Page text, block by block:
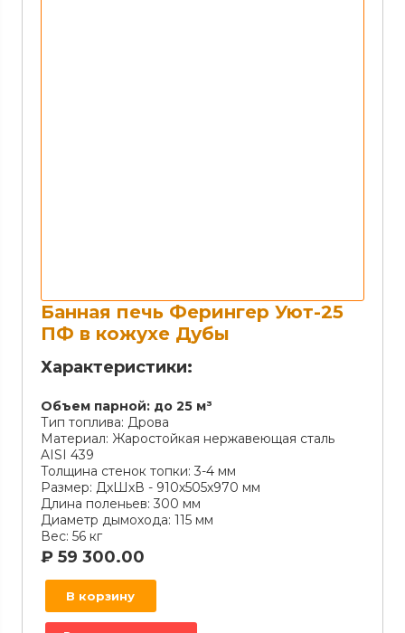
Банная печь Ферингер Уют-25
ПФ в кожухе Дубы
Характеристики:
Объем парной: до 25 м³
Тип топлива: Дрова
Материал: Жаростойкая нержавеющая сталь
AISI 439
Толщина стенок топки: 3-4 мм
Размер: ДxШxВ - 910х505х970 мм
Длина поленьев: 300 мм
Диаметр дымохода: 115 мм
Вес: 56 кг
₽ 59 300.00
В корзину